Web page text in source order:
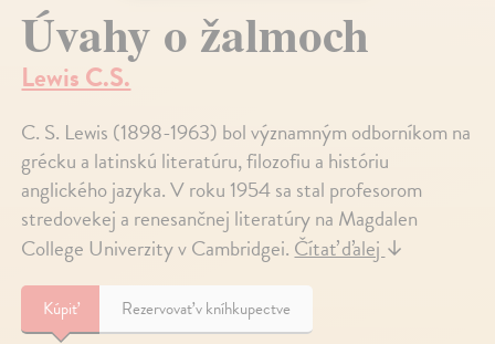
Úvahy o žalmoch
Lewis C.S.
C. S. Lewis (1898-1963) bol významným odborníkom na
grécku a latinskú literatúru, filozofiu a históriu
anglického jazyka. V roku 1954 sa stal profesorom
stredovekej a renesančnej literatúry na Magdalen
College Univerzity v Cambridgei.Čítať ďalej↓
Kúpiť Rezervovať v kníhkupectve